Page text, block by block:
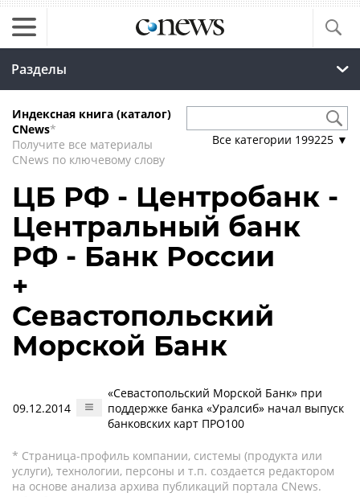
Разделы
Индексная книга (каталог)
CNews*
Получите все материалы
CNews по ключевому слову
Все категории 199225 ▼
ЦБ РФ - Центробанк -
Центральный банк
РФ - Банк России
+
Севастопольский
Морской Банк
09.12.2014
«Севастопольский Морской Банк» при
поддержке банка «Уралсиб» начал выпуск
банковских карт ПРО100
* Страница-профиль компании, системы (продукта или
услуги), технологии, персоны и т.п. создается редактором
на основе анализа архива публикаций портала CNews.